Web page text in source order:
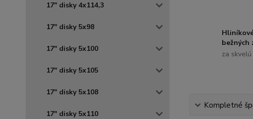
17" disky 4x114,3
17" disky 5x98
17" disky 5x100
17" disky 5x105
17" disky 5x108
17" disky 5x110
bežných
za
Kompletné